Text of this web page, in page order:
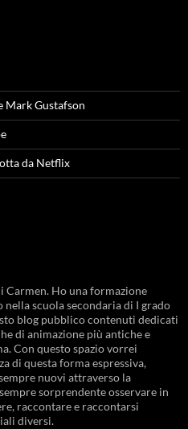
Mark Gustafson
da Netflix
Carmen. Ho una formazione
scuola secondaria di I grado
blog pubblico contenuti dedicati
di animazione più antiche e
Con questo spazio vorrei
di questa forma espressiva,
nuovi attraverso la
sorprendente osservare in
raccontare e raccontarsi
diversi.